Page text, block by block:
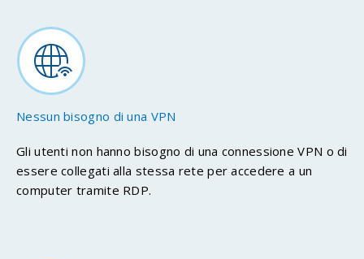
Nessun bisogno di una VPN
Gli utenti non hanno bisogno di una connessione VPN o di
essere collegati alla stessa rete per accedere a un
computer tramite RDP.